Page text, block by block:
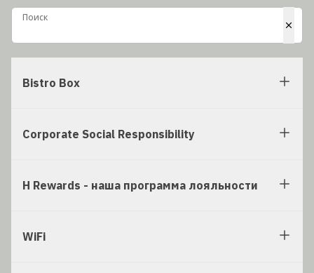
Поиск
Поиск
Bistro Box
Corporate Social Responsibility
H Rewards - наша программа лояльности
WiFi